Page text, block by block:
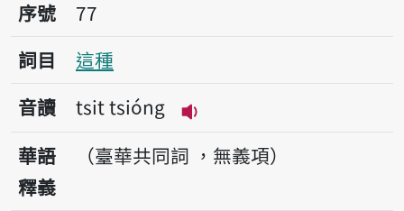
序號
77
詞目
這種
音讀
tsit tsióng
播放音讀tsit tsióng
華語
釋義
（臺華共同詞 ，無義項）